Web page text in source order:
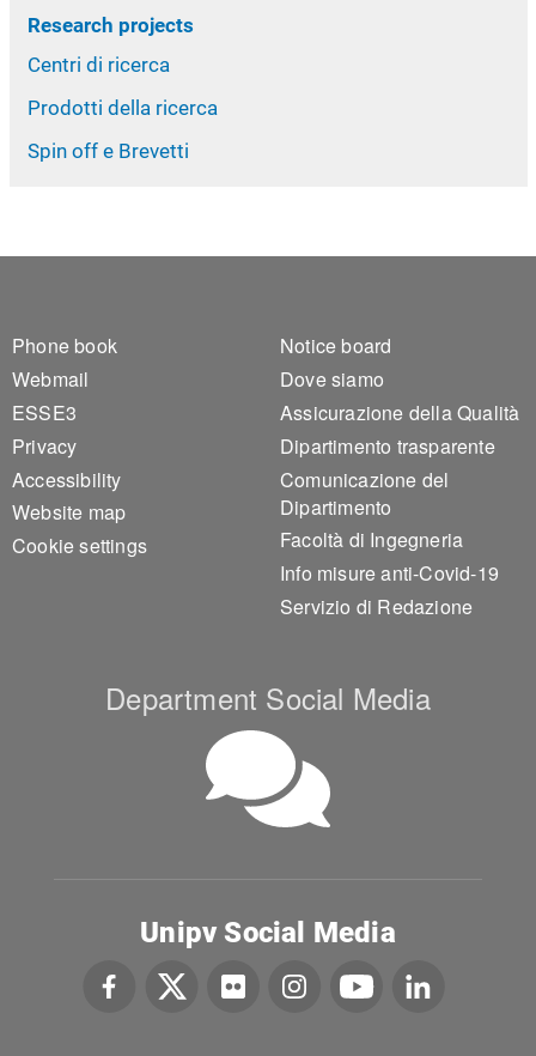
Research projects
Centri di ricerca
Prodotti della ricerca
Spin off e Brevetti
Footer 1
Phone book
Webmail
ESSE3
Privacy
Accessibility
Website map
Cookie settings
Footer 2
Notice board
Dove siamo
Assicurazione della Qualità
Dipartimento trasparente
Comunicazione del
Dipartimento
Facoltà di Ingegneria
Info misure anti-Covid-19
Servizio di Redazione
Department Social Media
Unipv Social Media